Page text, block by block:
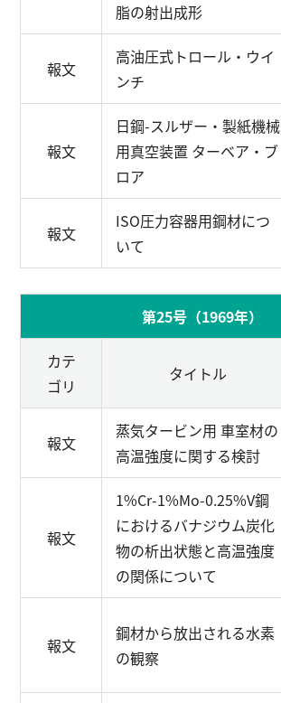
脂の射出成形
報文
高油圧式トロール・ウイ
ンチ
報文
日鋼-スルザー・製紙機械
用真空装置 ターベア・ブ
ロア
報文
ISO圧力容器用鋼材につ
いて
第25号（1969年）
カテ
ゴリ
タイトル
報文
蒸気タービン用 車室材の
高温強度に関する検討
報文
1%Cr-1%Mo-0.25%V鋼
におけるバナジウム炭化
物の析出状態と高温強度
の関係について
報文
鋼材から放出される水素
の観察